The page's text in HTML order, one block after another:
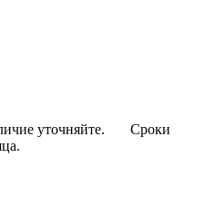
уточняйте.
Сроки